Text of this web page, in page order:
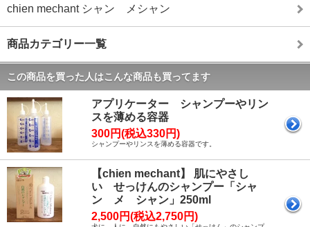
chien mechant シャン メシャン
商品カテゴリー一覧
この商品を買った人はこんな商品も買ってます
アプリケーター シャンプーやリン
スを薄める容器
300円(税込330円)
シャンプーやリンスを薄める容器です。
【chien mechant】 肌にやさし
い せっけんのシャンプー「シャ
ン メ シャン」250ml
2,500円(税込2,750円)